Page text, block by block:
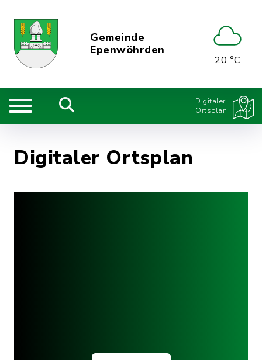
Gemeinde
Epenwöhrden
20 °C
Digitaler
Ortsplan
Digitaler Ortsplan